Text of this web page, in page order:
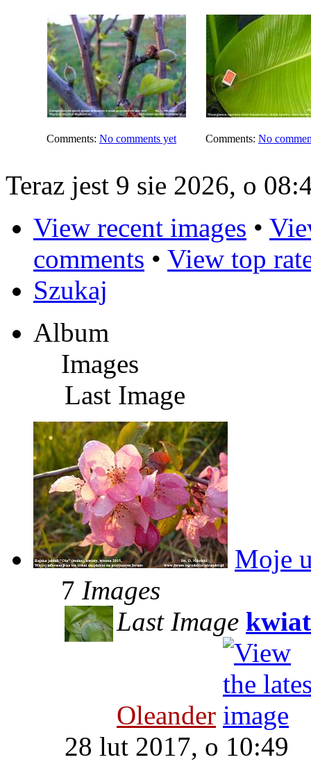
Comments: No comments yet Comments: No
Teraz jest 9 sie 2026, o
View recent images •
comments • View top
Szukaj
Album
Images
Last Image
Moje
7 Images
Last Image
Oleander
28 lut 2017, o 10:49